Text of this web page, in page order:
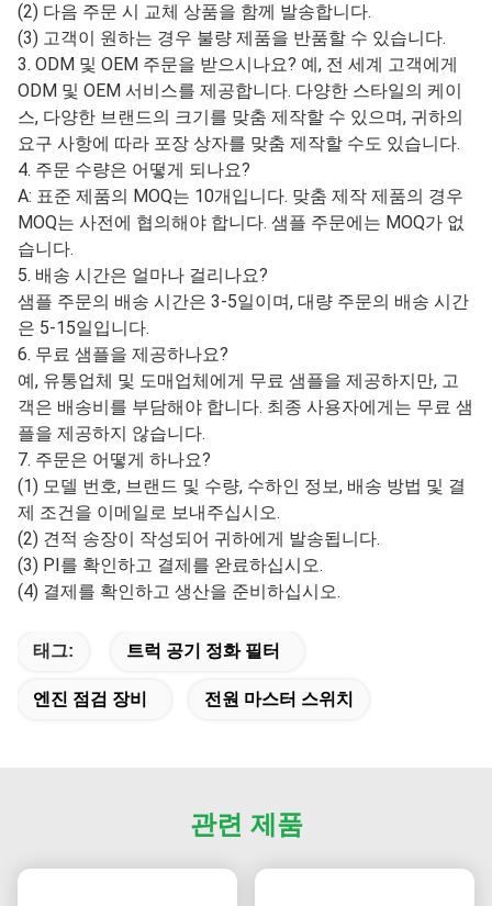
(2) 다음 주문 시 교체 상품을 함께 발송합니다.
(3) 고객이 원하는 경우 불량 제품을 반품할 수 있습니다.
3. ODM 및 OEM 주문을 받으시나요? 예, 전 세계 고객에게
ODM 및 OEM 서비스를 제공합니다. 다양한 스타일의 케이
스, 다양한 브랜드의 크기를 맞춤 제작할 수 있으며, 귀하의
요구 사항에 따라 포장 상자를 맞춤 제작할 수도 있습니다.
4. 주문 수량은 어떻게 되나요?
A: 표준 제품의 MOQ는 10개입니다. 맞춤 제작 제품의 경우
MOQ는 사전에 협의해야 합니다. 샘플 주문에는 MOQ가 없
습니다.
5. 배송 시간은 얼마나 걸리나요?
샘플 주문의 배송 시간은 3-5일이며, 대량 주문의 배송 시간
은 5-15일입니다.
6. 무료 샘플을 제공하나요?
예, 유통업체 및 도매업체에게 무료 샘플을 제공하지만, 고
객은 배송비를 부담해야 합니다. 최종 사용자에게는 무료 샘
플을 제공하지 않습니다.
7. 주문은 어떻게 하나요?
(1) 모델 번호, 브랜드 및 수량, 수하인 정보, 배송 방법 및 결
제 조건을 이메일로 보내주십시오.
(2) 견적 송장이 작성되어 귀하에게 발송됩니다.
(3) PI를 확인하고 결제를 완료하십시오.
(4) 결제를 확인하고 생산을 준비하십시오.
태그: 트럭 공기 정화 필터
엔진 점검 장비 전원 마스터 스위치
관련 제품